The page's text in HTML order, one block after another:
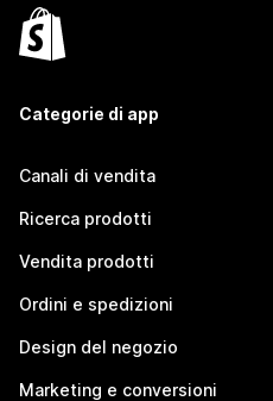
Categorie di app
Canali di vendita
Ricerca prodotti
Vendita prodotti
Ordini e spedizioni
Design del negozio
Marketing e conversioni